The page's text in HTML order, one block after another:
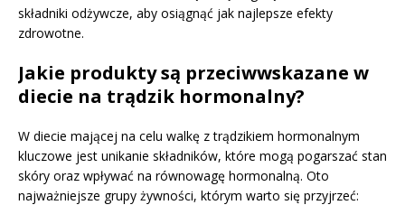
składniki odżywcze, aby osiągnąć jak najlepsze efekty
zdrowotne.
Jakie produkty są przeciwwskazane w
diecie na trądzik hormonalny?
W diecie mającej na celu walkę z trądzikiem hormonalnym
kluczowe jest unikanie składników, które mogą pogarszać stan
skóry oraz wpływać na równowagę hormonalną. Oto
najważniejsze grupy żywności, którym warto się przyjrzeć: